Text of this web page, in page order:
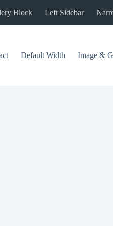
Block Left Sidebar
Default Width Image &